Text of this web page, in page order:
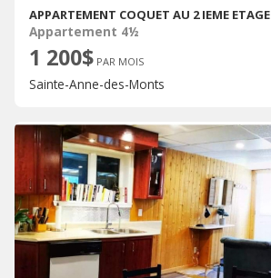
APPARTEMENT COQUET AU 2 IEME ETAGE
Appartement 4½
1 200$ PAR MOIS
Sainte-Anne-des-Monts